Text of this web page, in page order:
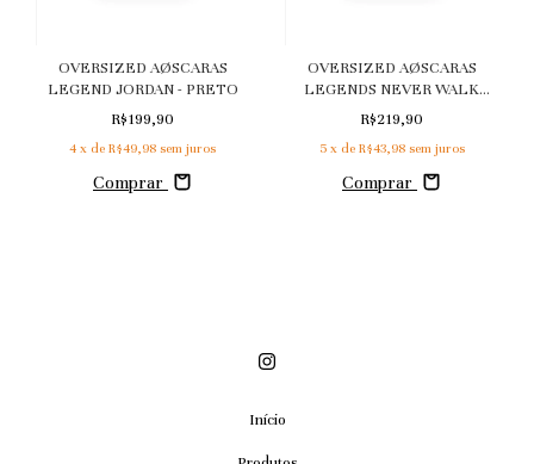
OVERSIZED AØSCARAS
LEGEND JORDAN - PRETO
R$199,90
4 x de R$49,98 sem juros
Comprar
OVERSIZED AØSCARAS
LEGENDS NEVER WALK
ALONE - BRANCO
R$219,90
5 x de R$43,98 sem juros
Comprar
Início